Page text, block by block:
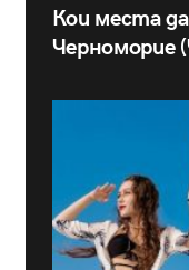
Кои места
Черноморие